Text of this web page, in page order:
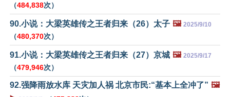
（484,838次）
90.小说：大梁英雄传之王者归来（26）太子 🖼️ 2025/9/10
（480,370次）
91.小说：大梁英雄传之王者归来（27）京城 🖼️ 2025/9/17
（479,946次）
92.强降雨放水库 天灾加人祸 北京市民:“基本上全冲了” 🖼️